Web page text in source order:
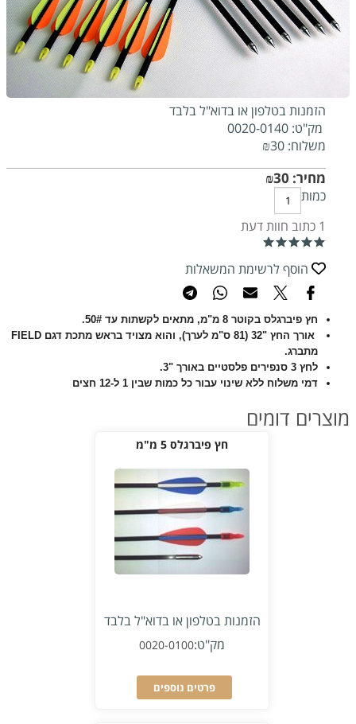
הזמנות בטלפון או בדוא"ל בלבד
מק"ט: 0020-0140
משלוח:
₪30
מחיר: ₪30
כמות
1 כתוב חוות דעת
הוסף לרשימת המשאלות
חץ פיברגלס בקוטר 8 מ"מ, מתאים לקשתות עד 50#.
אורך החץ "32 (81 ס"מ לערך), והוא מצויד בראש מתכת דגם FIELD
מתברג.
לחץ 3 סנפירים פלסטיים באורך "3.
דמי משלוח ללא שינוי עבור כל כמות שבין 1 ל-12 חצים
מוצרים דומים
חץ פיברגלס 5 מ"מ
הזמנות בטלפון או בדוא"ל בלבד
מק"ט:0020-0100
פרטים נוספים